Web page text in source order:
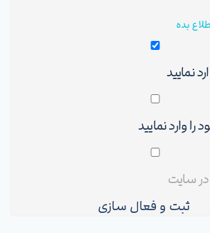
بده
ثبت و فعال سازی